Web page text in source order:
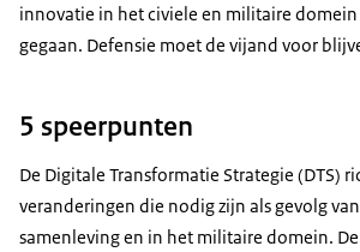
innovatie in het civiele en militaire domein
gegaan. Defensie moet de vijand voor
5 speerpunten
De Digitale Transformatie Strategie (DTS)
veranderingen die nodig zijn als gevolg
samenleving en in het militaire domein.